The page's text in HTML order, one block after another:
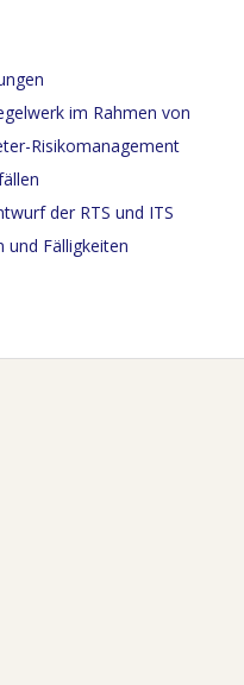
im Rahmen von
Risikomanagement
der RTS und ITS
und Fälligkeiten